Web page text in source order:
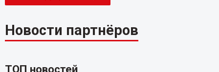
Новости партнёров
ТОП новостей